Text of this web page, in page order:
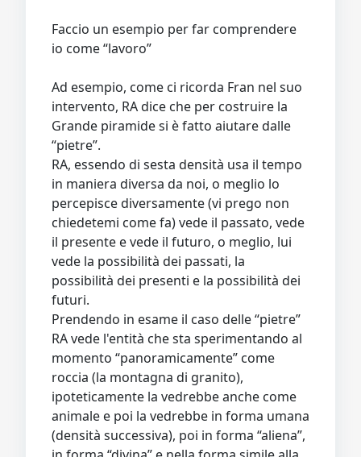
Faccio un esempio per far comprendere
io come “lavoro”
Ad esempio, come ci ricorda Fran nel suo
intervento, RA dice che per costruire la
Grande piramide si è fatto aiutare dalle
“pietre”.
RA, essendo di sesta densità usa il tempo
in maniera diversa da noi, o meglio lo
percepisce diversamente (vi prego non
chiedetemi come fa) vede il passato, vede
il presente e vede il futuro, o meglio, lui
vede la possibilità dei passati, la
possibilità dei presenti e la possibilità dei
futuri.
Prendendo in esame il caso delle “pietre”
RA vede l'entità che sta sperimentando al
momento “panoramicamente” come
roccia (la montagna di granito),
ipoteticamente la vedrebbe anche come
animale e poi la vedrebbe in forma umana
(densità successiva), poi in forma “aliena”,